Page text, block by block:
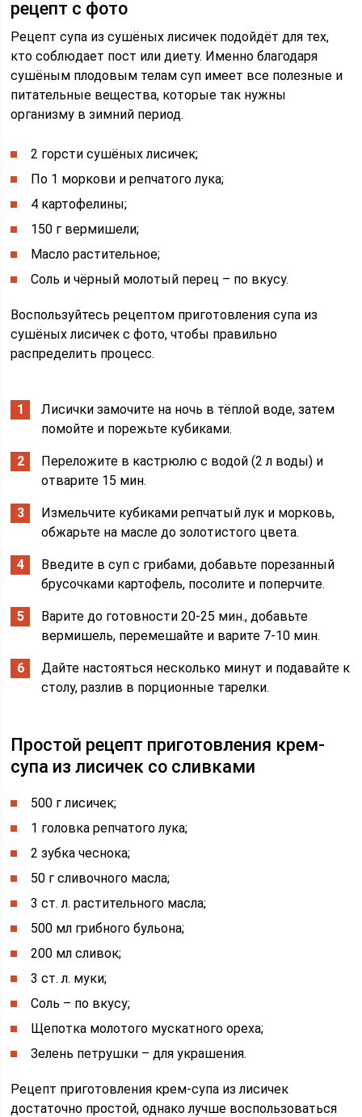
рецепт с фото
Рецепт супа из сушёных лисичек подойдёт для тех,
кто соблюдает пост или диету. Именно благодаря
сушёным плодовым телам суп имеет все полезные и
питательные вещества, которые так нужны
организму в зимний период.
2 горсти сушёных лисичек;
По 1 моркови и репчатого лука;
4 картофелины;
150 г вермишели;
Масло растительное;
Соль и чёрный молотый перец – по вкусу.
Воспользуйтесь рецептом приготовления супа из
сушёных лисичек с фото, чтобы правильно
распределить процесс.
Лисички замочите на ночь в тёплой воде, затем
помойте и порежьте кубиками.
Переложите в кастрюлю с водой (2 л воды) и
отварите 15 мин.
Измельчите кубиками репчатый лук и морковь,
обжарьте на масле до золотистого цвета.
Введите в суп с грибами, добавьте порезанный
брусочками картофель, посолите и поперчите.
Варите до готовности 20-25 мин., добавьте
вермишель, перемешайте и варите 7-10 мин.
Дайте настояться несколько минут и подавайте к
столу, разлив в порционные тарелки.
Простой рецепт приготовления крем-
супа из лисичек со сливками
500 г лисичек;
1 головка репчатого лука;
2 зубка чеснока;
50 г сливочного масла;
3 ст. л. растительного масла;
500 мл грибного бульона;
200 мл сливок;
3 ст. л. муки;
Соль – по вкусу;
Щепотка молотого мускатного ореха;
Зелень петрушки – для украшения.
Рецепт приготовления крем-супа из лисичек
достаточно простой, однако лучше воспользоваться